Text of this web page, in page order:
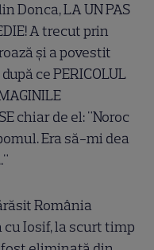
Donca, LA UN PAS
A trecut prin
și a povestit
ce PERICOLUL
chiar de el: "Noroc
Era să-mi dea
România
Iosif, la scurt timp